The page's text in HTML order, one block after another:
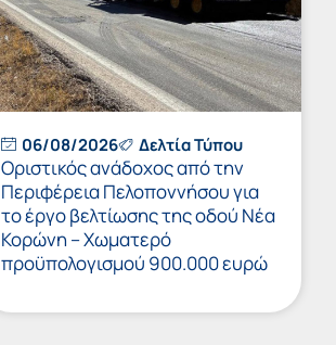
06/08/2026 Δελτία Τύπου
Οριστικός ανάδοχος από την
Περιφέρεια Πελοποννήσου για
το έργο βελτίωσης της οδού Νέα
Κορώνη – Χωματερό
προϋπολογισμού 900.000 ευρώ